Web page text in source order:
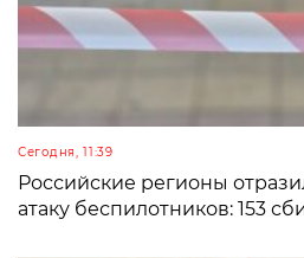
Сегодня, 11:39
Российские регионы
атаку беспилотников: 153